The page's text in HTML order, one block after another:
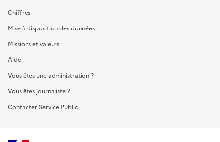
Chiffres
Mise à disposition des données
Missions et valeurs
Aide
Vous êtes une administration ?
Vous êtes journaliste ?
Contacter Service Public